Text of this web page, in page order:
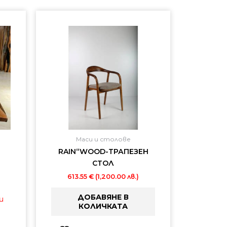
Маси и столове
RAIN“WOOD-ТРАПЕЗЕН
СТОЛ
613.55 € (1,200.00 лв.)
ДОБАВЯНЕ В
КОЛИЧКАТА